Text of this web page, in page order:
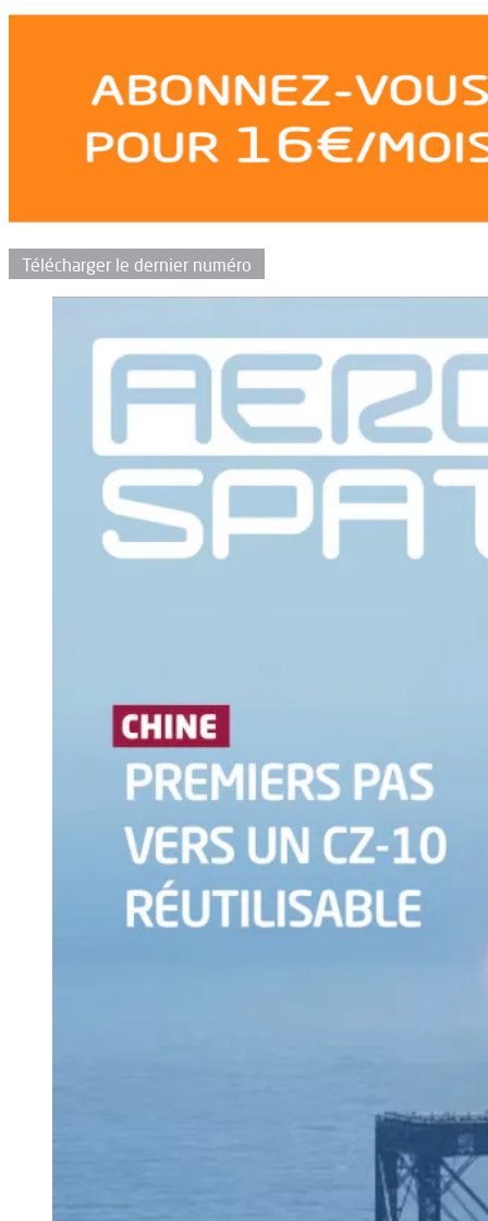
Télécharger le dernier numéro